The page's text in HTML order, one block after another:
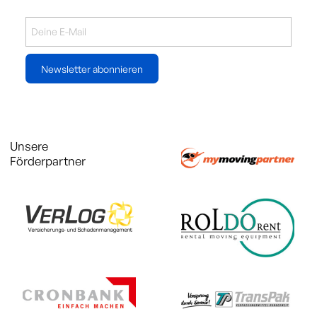
Newsletter abonnieren
Unsere
Förderpartner